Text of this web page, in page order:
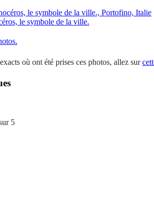
le symbole de la ville.
où ont été prises ces photos, allez sur
5